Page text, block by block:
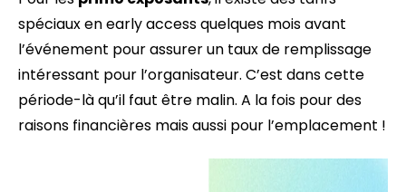
spéciaux enearly accessquelques mois avant
l’événement pour assurer un taux de remplissage
intéressant pour l’organisateur. C’est dans cette
période-là qu’il faut être malin. A la fois pour des
raisons financières mais aussi pour l’emplacement !